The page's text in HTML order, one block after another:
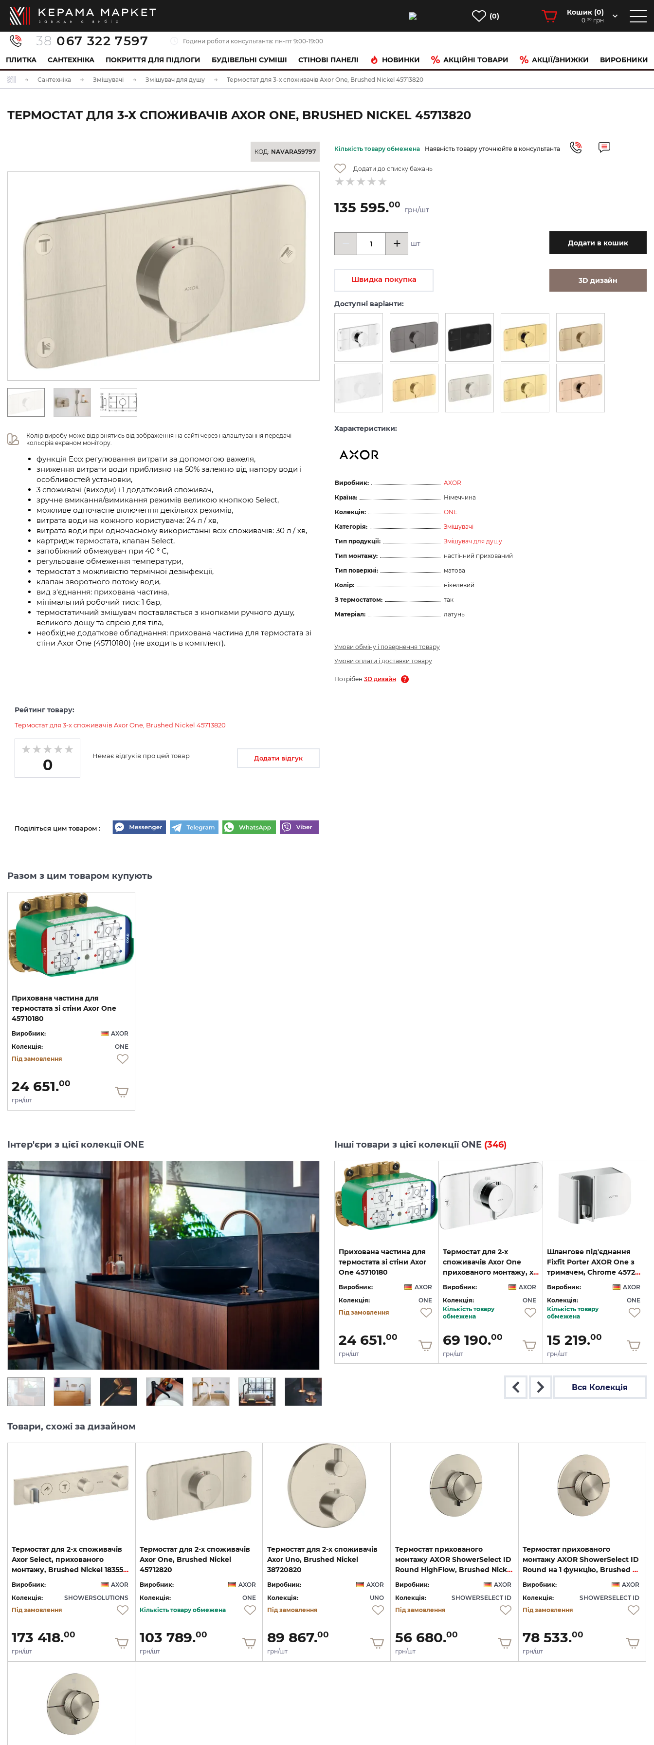
(0) Кошик (0)
0.00 грн
38 067 322 7597 Години роботи консультанта: пн-пт 9:00-19:00
ПЛИТКА САНТЕХНІКА ПОКРИТТЯ ДЛЯ ПІДЛОГИ БУДІВЕЛЬНІ СУМІШІ CТІНОВІ ПАНЕЛІ НОВИНКИ АКЦІЙНІ ТОВАРИ АКЦІЇ/ЗНИЖКИ ВИРОБНИКИ
Сантехніка Змішувачі Змішувач для душу Термостат для 3-х споживачів Axor One, Brushed Nickel 45713820
ТЕРМОСТАТ ДЛЯ 3-Х СПОЖИВАЧІВ AXOR ONE, BRUSHED NICKEL 45713820
КОД: NAVARA59797
Колір виробу може відрізнятись від зображення на сайті через налаштування передачі
кольорів екраном монітору.
функція Eco: регулювання витрати за допомогою важеля,
зниження витрати води приблизно на 50% залежно від напору води і
особливостей установки,
3 споживачі (виходи) і 1 додатковий споживач,
зручне вмикання/вимикання режимів великою кнопкою Select,
можливе одночасне включення декількох режимів,
витрата води на кожного користувача: 24 л / хв,
витрата води при одночасному використанні всіх споживачів: 30 л / хв,
картридж термостата, клапан Select,
запобіжний обмежувач при 40 ° C,
регульоване обмеження температури,
термостат з можливістю термічної дезінфекції,
клапан зворотного потоку води,
вид з'єднання: прихована частина,
мінімальний робочий тиск: 1 бар,
термостатичний змішувач поставляється з кнопками ручного душу,
великого дощу та спрею для тіла,
необхідне додаткове обладнання: прихована частина для термостата зі
стіни Axor One (45710180) (не входить в комплект).
Кількість товару обмежена Наявність товару уточнюйте в консультанта
Додати до списку бажань
135 595.00
грн/шт
шт Додати в кошик
Швидка покупка 3D дизайн
Доступні варіанти:
Характеристики:
Виробник:
AXOR
Країна:
Німеччина
Колекція:
ONE
Категорія:
Змішувачі
Тип продукції:
Змішувач для душу
Тип монтажу:
настінний прихований
Тип поверхні:
матова
Колір:
нікелевий
З термостатом:
так
Матеріал:
латунь
Умови обміну і повернення товару
Умови оплати і доставки товару
Потрібен 3D дизайн
Рейтинг товару:
Термостат для 3-х споживачів Axor One, Brushed Nickel 45713820
0
Немає відгуків про цей товар Додати відгук
Поділіться цим товаром :
Разом з цим товаром купують
Прихована частина для
термостата зі стіни Axor One
45710180
Виробник:
AXOR
Колекція:
ONE
Під замовлення
24 651.00
грн/шт
Інтер'єри з цієї колекції ONE Інші товари з цієї колекції ONE (346)
Тримач ручного душу
AXOR One, Stainless Steel
Optic 45721800
Виробник:
AXOR
Колекція:
Під замовлення
8 185. 00
грн/шт
Шлангове під'єднання
Fixfit Porter AXOR One з
Виробник:
ONE
22 832.
Шлангове під'єднання
Fixfit Porter AXOR One з
Виробник:
Колекція:
ONE
Прихована частина для
термостата зі стіни Axor
One 45710180
Виробник:
AXOR
Колекція:
ONE
Під замовлення
24 651.00
грн/шт
Термостат для 2-х
споживачів Axor One
прихованого монтажу, хром 45712000
Виробник:
AXOR
Колекція:
ONE
Кількість товару
обмежена
69 190.00
грн/шт
Шлангове під'єднання
Fixfit Porter AXOR One з
тримачем, Chrome 45723000
Виробник:
AXOR
Колекція:
ONE
Кількість товару
обмежена
15 219.00
грн/шт
Вся Колекція
Товари, схожі за дизайном
Термостат для 2-х споживачів
Axor Select, прихованого
монтажу, Brushed Nickel 18355820
Виробник:
AXOR
Колекція:
SHOWERSOLUTIONS
Під замовлення
173 418.00
грн/шт
Термостат для 2-х споживачів
Axor One, Brushed Nickel
45712820
Виробник:
AXOR
Колекція:
ONE
Кількість товару обмежена
103 789.00
грн/шт
Термостат для 2-х споживачів
Axor Uno, Brushed Nickel
38720820
Виробник:
AXOR
Колекція:
UNO
Під замовлення
89 867.00
грн/шт
Термостат прихованого
монтажу AXOR ShowerSelect ID
Round HighFlow, Brushed Nickel (36759820)
Виробник:
AXOR
Колекція:
SHOWERSELECT ID
Під замовлення
56 680.00
грн/шт
Термостат прихованого
монтажу AXOR ShowerSelect ID
Round на 1 функцію, Brushed Nickel (36756820)
Виробник:
AXOR
Колекція:
SHOWERSELECT ID
Під замовлення
78 533.00
грн/шт